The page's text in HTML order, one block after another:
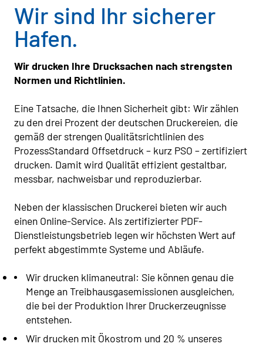
Wir sind Ihr sicherer
Hafen.
Wir drucken Ihre Drucksachen nach strengsten
Normen und Richtlinien.
Eine Tatsache, die Ihnen Sicherheit gibt: Wir zählen
zu den drei Prozent der deutschen Druckereien, die
gemäß der strengen Qualitätsrichtlinien des
ProzessStandard Offsetdruck – kurz PSO – zertifiziert
drucken. Damit wird Qualität effizient gestaltbar,
messbar, nachweisbar und reproduzierbar.
Neben der klassischen Druckerei bieten wir auch
einen Online-Service. Als zertifizierter PDF-
Dienstleistungsbetrieb legen wir höchsten Wert auf
perfekt abgestimmte Systeme und Abläufe.
Wir drucken klimaneutral: Sie können genau die
Menge an Treibhausgasemissionen ausgleichen,
die bei der Produktion Ihrer Druckerzeugnisse
entstehen.
Wir drucken mit Ökostrom und 20 % unseres